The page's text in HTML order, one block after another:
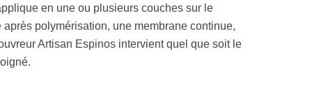
en une ou plusieurs couches sur le
polymérisation, une membrane continue,
Artisan Espinos intervient quel que soit le